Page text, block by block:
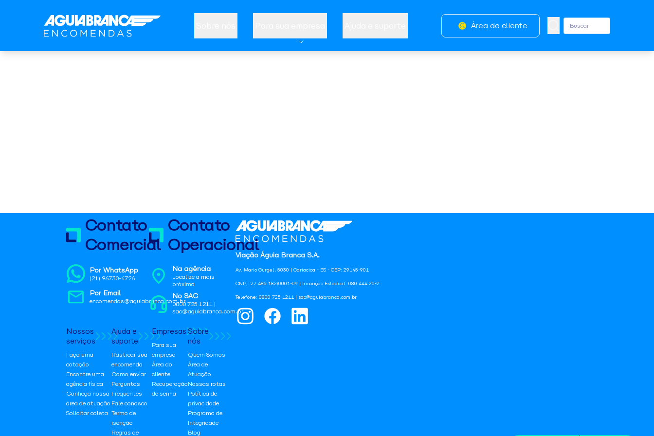
Área do cliente
Viação Águia Branca S.A.
Av. Mario Gurgel, 5030 | Cariacica - ES - CEP: 29145-901
CNPJ: 27.486.182/0001-09 | Inscrição Estadual: 080.444.20-2
Telefone: 0800 725 1211 | sac@aguiabranca.com.br
Contato
Comercial
Por WhatsApp
(21) 96730-4726
Por Email
encomendas@aguiabranca.com.br
Contato
Operacional
Na agência
Localize a mais
próxima
No SAC
0800 725 1211 |
sac@aguiabranca.com.br
Nossos
serviços
Faça uma
cotação
Encontre uma
agência física
Conheça nossa
área de atuação
Solicitar coleta
Ajuda e
suporte
Rastrear sua
encomenda
Como enviar
Perguntas
Frequentes
Fale conosco
Termo de
isenção
Regras de
Empresas
Para sua
empresa
Área do
cliente
Recuperação
de senha
Sobre
nós
Quem Somos
Área de
Atuação
Nossas rotas
Política de
privacidade
Programa de
Integridade
Blog